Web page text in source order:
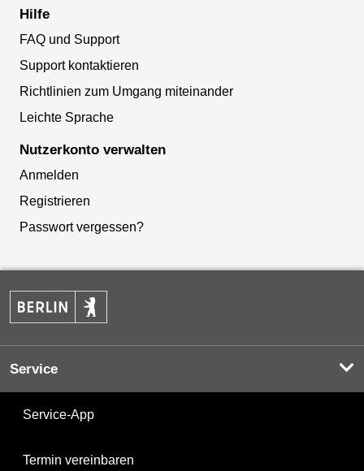
Hilfe
FAQ und Support
Support kontaktieren
Richtlinien zum Umgang miteinander
Leichte Sprache
Nutzerkonto verwalten
Anmelden
Registrieren
Passwort vergessen?
Service
Service-App
Termin vereinbaren